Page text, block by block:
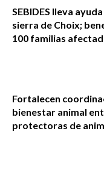
SEBIDES lleva
sierra de Choix;
100 familias
Fortalecen
bienestar animal
protectoras de